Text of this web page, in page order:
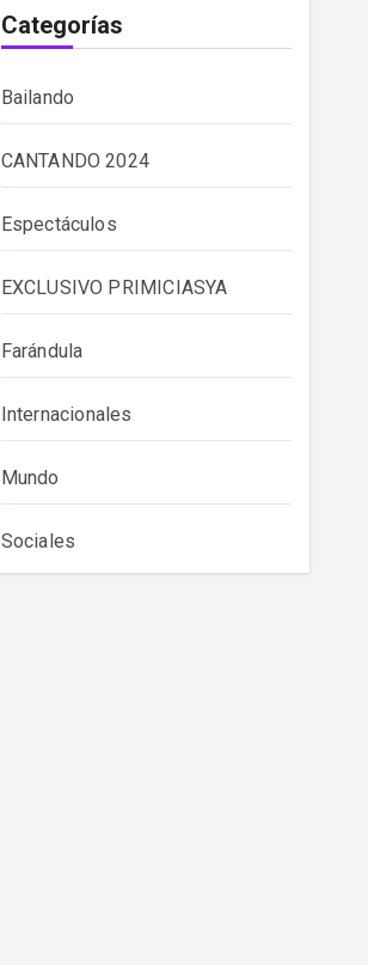
Categorías
Bailando
CANTANDO 2024
Espectáculos
EXCLUSIVO PRIMICIASYA
Farándula
Internacionales
Mundo
Sociales